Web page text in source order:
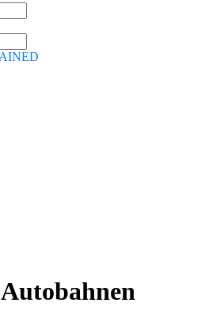
Autobahnen